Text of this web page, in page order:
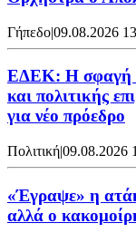
Γήπεδο|09.08.2026
ΕΔΕΚ: Η σφαγή
και πολιτικής
για νέο πρόεδρο
Πολιτική|09.08.2026
«Έγραψε» η
αλλά ο